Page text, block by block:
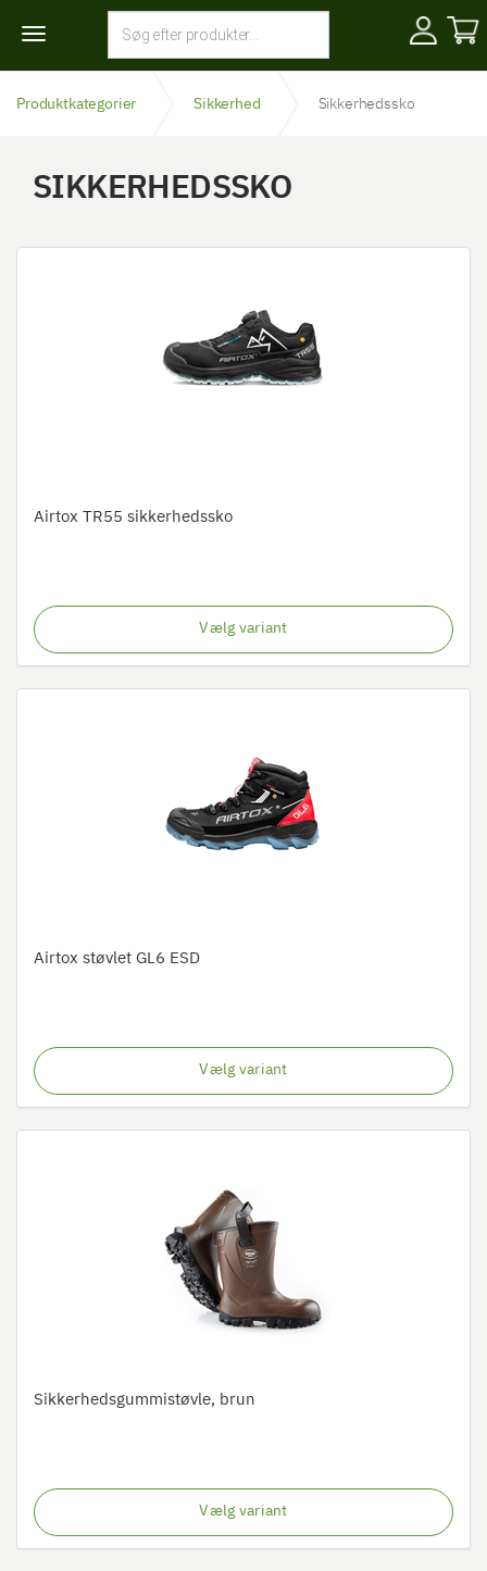
Toggle
navigation
Produktkategorier Sikkerhed Sikkerhedssko
SIKKERHEDSSKO
Airtox TR55 sikkerhedssko
Vælg variant
Airtox støvlet GL6 ESD
Vælg variant
Sikkerhedsgummistøvle, brun
Vælg variant